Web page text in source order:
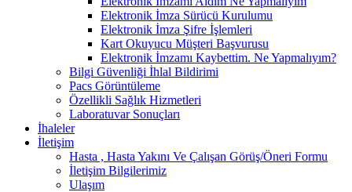
Elektronik İmza Sürücü Kurulumu
Elektronik İmza Şifre İşlemleri
Kart Okuyucu Müşteri Başvurusu
Elektronik İmzamı Kaybettim. Ne Yapmalıyım?
Bilgi Güvenliği İhlal Bildirimi
Pacs Görüntüleme
Özellikli Sağlık Hizmetleri
Laboratuvar Sonuçları
İhaleler
İletişim
Hasta , Hasta Yakını Ve Çalışan Görüş/Öneri Formu
İletişim Bilgilerimiz
Ulaşım